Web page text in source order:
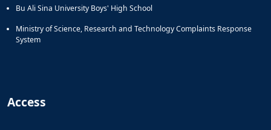
Bu Ali Sina University Boys' High School
Ministry of Science, Research and Technology Complaints Response
System
Access